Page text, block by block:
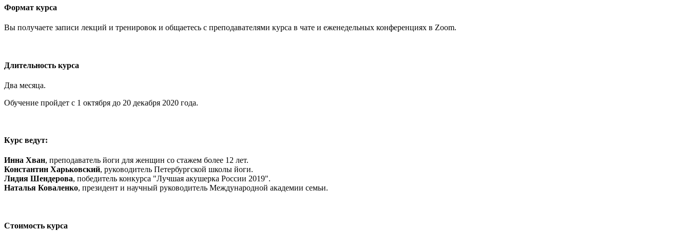
Формат курса
Вы получаете записи лекций и тренировок и общаетесь с преподавателями курса в чате и еженедельных конференциях в Zoom.
Длительность курса
Два месяца.
Обучение пройдет с 1 октября до 20 декабря 2020 года.
Курс ведут:
Инна Хван, преподаватель йоги для женщин со стажем более 12 лет.
Константин Харьковский, руководитель Петербургской школы йоги.
Лидия Шендерова, победитель конкурса "Лучшая акушерка России 2019".
Наталья Коваленко, президент и научный руководитель Международной академии семьи.
Стоимость курса